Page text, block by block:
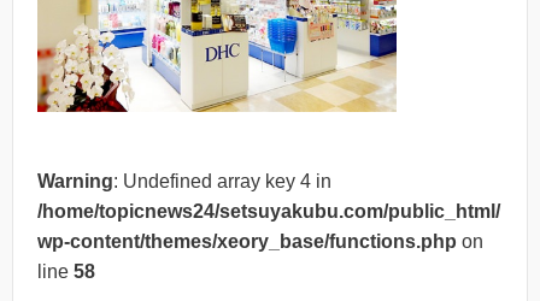
Warning: Undefined array key 4 in
/home/topicnews24/setsuyakubu.com/public_html/
wp-content/themes/xeory_base/functions.php on
line 58